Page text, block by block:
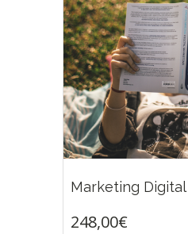
Marketing Digital
248,00€
248,00